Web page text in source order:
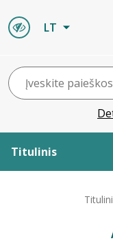
LT
Titulinis